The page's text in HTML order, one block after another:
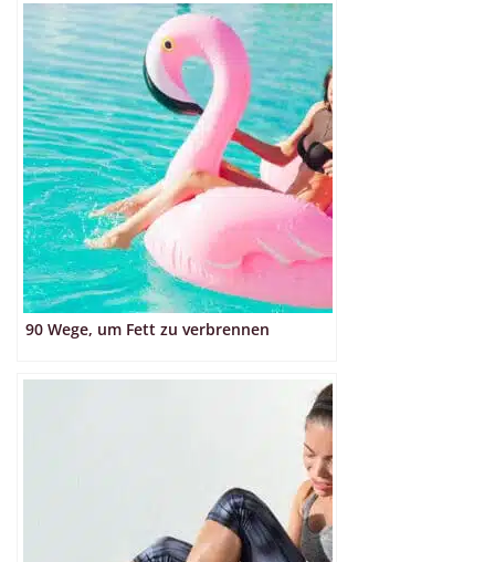
90 Wege, um Fett zu verbrennen